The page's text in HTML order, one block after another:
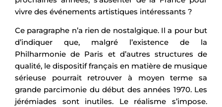
vivre des événements artistiques intéressants ?
Ce paragraphe n’a rien de nostalgique. Il a pour but
d’indiquer que, malgré l’existence de la
Philharmonie de Paris et d’autres structures de
qualité, le dispositif français en matière de musique
sérieuse pourrait retrouver à moyen terme sa
grande parcimonie du début des années 1970. Les
jérémiades sont inutiles. Le réalisme s’impose.